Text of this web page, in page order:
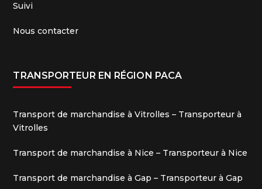
Suivi
Nous contacter
TRANSPORTEUR EN RÉGION PACA
Transport de marchandise à Vitrolles – Transporteur à
Vitrolles
Transport de marchandise à Nice – Transporteur à Nice
Transport de marchandise à Gap – Transporteur à Gap